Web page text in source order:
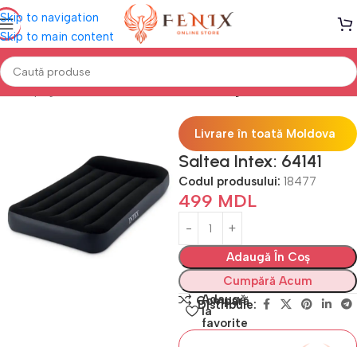
Skip to navigation
Skip to main content
Prima pagină Saltele GONFLABILE Saltele gonflabile
Livrare în toată Moldova
Saltea Intex: 64141
Codul produsului: 18477
499 MDL
Adaugă În Coș
Cumpără Acum
Compară
Adaugă
la
favorite
Distribuie: